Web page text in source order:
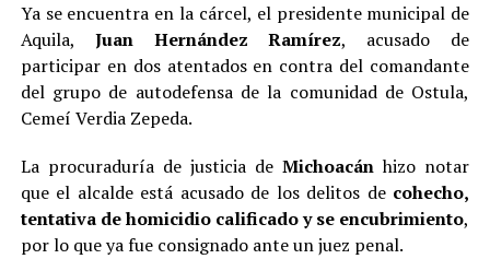
Ya se encuentra en la cárcel, el presidente municipal de
Aquila, Juan Hernández Ramírez, acusado de
participar en dos atentados en contra del comandante
del grupo de autodefensa de la comunidad de Ostula,
Cemeí Verdia Zepeda.
La procuraduría de justicia deMichoacánhizo notar
que el alcalde está acusado de los delitos de cohecho,
tentativa de homicidio calificado y se encubrimiento,
por lo que ya fue consignado ante un juez penal.